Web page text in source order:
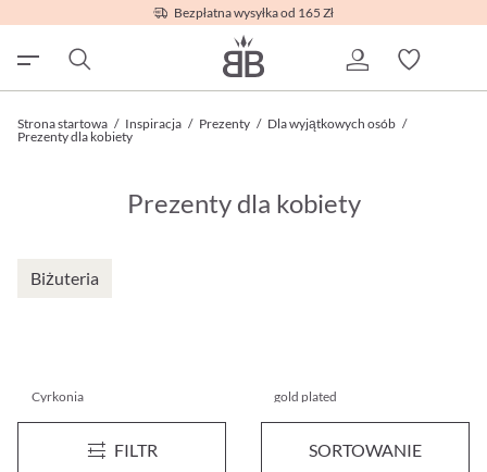
Bezpłatna wysyłka od 165 Zł
Strona startowa / Inspiracja / Prezenty / Dla wyjątkowych osób /
Prezenty dla kobiety
Prezenty dla kobiety
Biżuteria
FILTR SORTOWANIE
Cyrkonia
Zestaw biżuterii - Floral Shine
gold plated
Zestaw biżuterii - Golden
199,00 zł*